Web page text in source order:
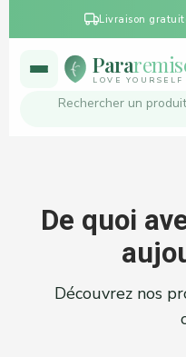
Livraison
Para
LOVE YOURSELF
De quoi
Découvrez nos